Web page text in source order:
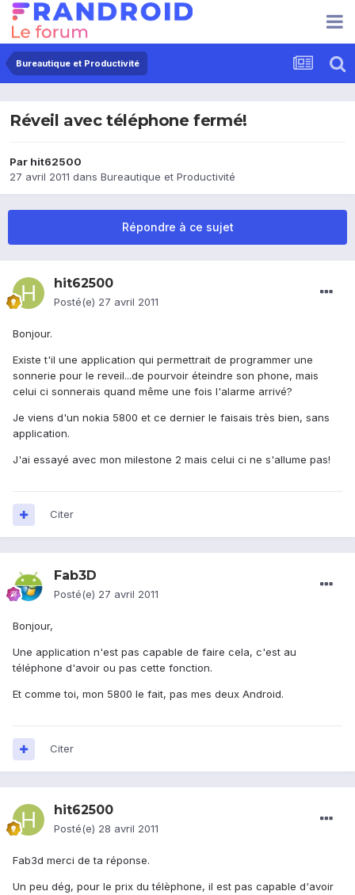
Bureautique et Productivité
Réveil avec téléphone fermé!
Par hit62500
27 avril 2011 dans Bureautique et Productivité
Répondre à ce sujet
hit62500
Posté(e) 27 avril 2011
Bonjour.
Existe t'il une application qui permettrait de programmer une
sonnerie pour le reveil...de pourvoir éteindre son phone, mais
celui ci sonnerais quand même une fois l'alarme arrivé?
Je viens d'un nokia 5800 et ce dernier le faisais très bien, sans
application.
J'ai essayé avec mon milestone 2 mais celui ci ne s'allume pas!
Citer
Fab3D
Posté(e) 27 avril 2011
Bonjour,
Une application n'est pas capable de faire cela, c'est au
téléphone d'avoir ou pas cette fonction.
Et comme toi, mon 5800 le fait, pas mes deux Android.
Citer
hit62500
Posté(e) 28 avril 2011
Fab3d merci de ta réponse.
Un peu dég, pour le prix du télèphone, il est pas capable d'avoir